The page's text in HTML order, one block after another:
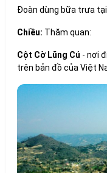
Đoàn dùng bữa trưa tại
Chiều: Thăm quan:
Cột Cờ Lũng Cú - nơi
trên bản đồ của Việt